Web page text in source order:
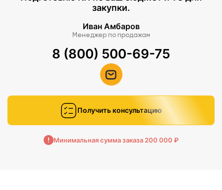
закупки.
Иван Амбаров
Менеджер по продажам
8 (800) 500-69-75
Получить консультацию
Минимальная сумма заказа 200 000 ₽